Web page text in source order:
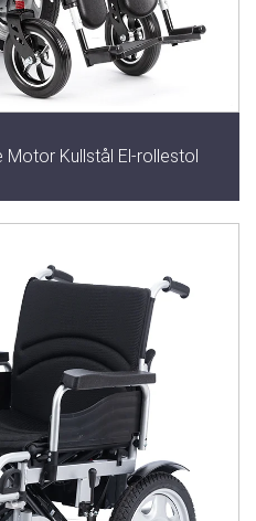
Kullstål El-rollestol